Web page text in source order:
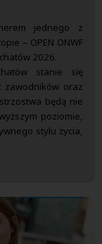
jednego z
– OPEN ONWF
2026.
stanie się
zawodników oraz
będą nie
poziomie,
stylu życia,